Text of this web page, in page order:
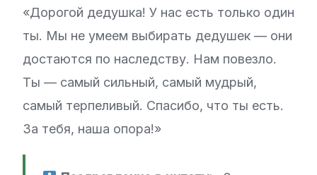
«Дорогой дедушка! У нас есть только один
ты. Мы не умеем выбирать дедушек — они
достаются по наследству. Нам повезло.
Ты — самый сильный, самый мудрый,
самый терпеливый. Спасибо, что ты есть.
За тебя, наша опора!»